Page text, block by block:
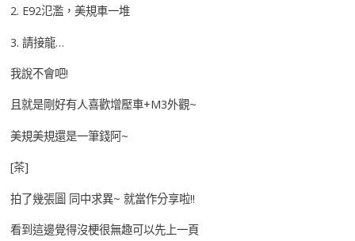
2. E92氾濫，美規車一堆
3. 請接龍…
我說不會吧!
且就是剛好有人喜歡增壓車+M3外觀~
美規美規還是一筆錢阿~
[茶]
拍了幾張圖 同中求異~ 就當作分享啦!!
看到這邊覺得沒梗很無趣可以先上一頁